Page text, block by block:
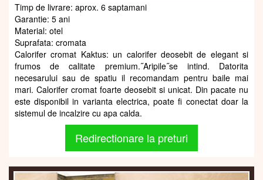
Timp de livrare: aprox. 6 saptamani
Garantie: 5 ani
Material: otel
Suprafata: cromata
Calorifer cromat Kaktus: un calorifer deosebit de elegant si
frumos de calitate premium.˝Aripile˝se intind. Datorita
necesarului sau de spatiu il recomandam pentru baile mai
mari. Calorifer cromat foarte deosebit si unicat. Din pacate nu
este disponibil in varianta electrica, poate fi conectat doar la
sistemul de incalzire cu apa calda.
Redirectionare la preturi